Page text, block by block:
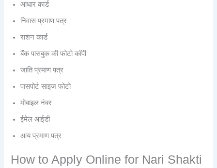
आधार कार्ड
निवास प्रमाण पत्र
राशन कार्ड
बैंक पासबुक की फोटो कॉपी
जाति प्रमाण पत्र
पासपोर्ट साइज फोटो
मोबाइल नंबर
ईमेल आईडी
आय प्रमाण पत्र
How to Apply Online for Nari Shakti